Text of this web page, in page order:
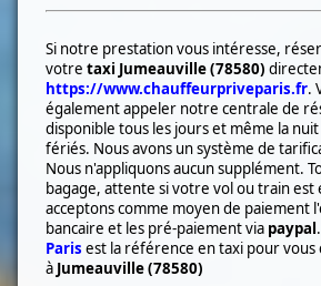
Si notre prestation vous intéresse,
votretaxi Jumeauville (78580)
https://www.chauffeurpriveparis.fr.
également appeler notre centrale de
disponible tous les jours et même la
fériés. Nous avons un système de
Nous n'appliquons aucun supplément.
bagage, attente si votre vol ou train est
acceptons comme moyen de paiement
bancaire et les pré-paiement via paypal
Parisest la référence en taxi pour vous
à Jumeauville (78580)